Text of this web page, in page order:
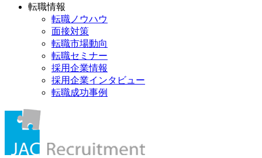
転職情報
転職ノウハウ
面接対策
転職市場動向
転職セミナー
採用企業情報
採用企業インタビュー
転職成功事例